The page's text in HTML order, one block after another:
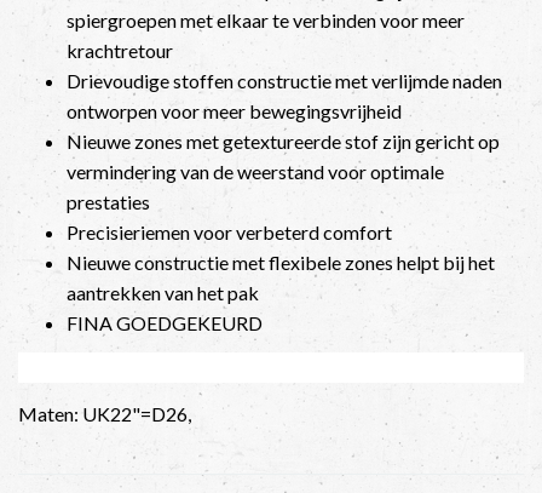
spiergroepen met elkaar te verbinden voor meer
krachtretour
Drievoudige stoffen constructie met verlijmde naden
ontworpen voor meer bewegingsvrijheid
Nieuwe zones met getextureerde stof zijn gericht op
vermindering van de weerstand voor optimale
prestaties
Precisieriemen voor verbeterd comfort
Nieuwe constructie met flexibele zones helpt bij het
aantrekken van het pak
FINA GOEDGEKEURD
Maten: UK22"=D26,